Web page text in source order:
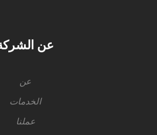
عن
عن
الخدمات
عملنا